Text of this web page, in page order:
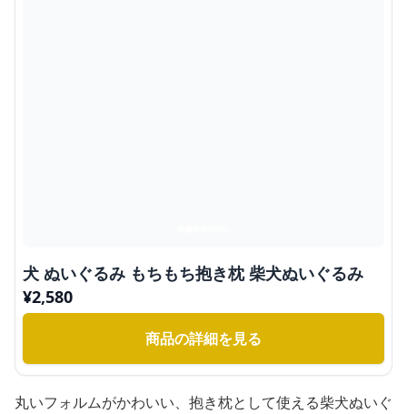
犬 ぬいぐるみ もちもち抱き枕 柴犬ぬいぐるみ
¥2,580
商品の詳細を見る
丸いフォルムがかわいい、抱き枕として使える柴犬ぬいぐ